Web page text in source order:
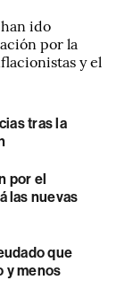
ido
por la
y el
tras la
por el
las nuevas
que
y menos